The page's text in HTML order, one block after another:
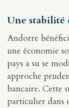
Une stabilité
Andorre
une économie
pays a su se
approche
bancaire. Cette
particulier dans